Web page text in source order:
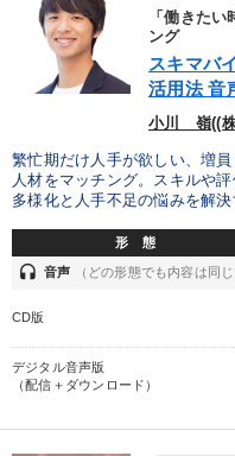
「働きた
ング
スキマバ
活用法 音
小川 嶺((株
繁忙期だけ人手が欲しい、増
人材をマッチング。スキルや
多様化と人手不足の悩みを解
形 態
headset 音声 （どの形態でも内容は同じ
CD版
デジタル音声版
（配信＋ダウンロード）